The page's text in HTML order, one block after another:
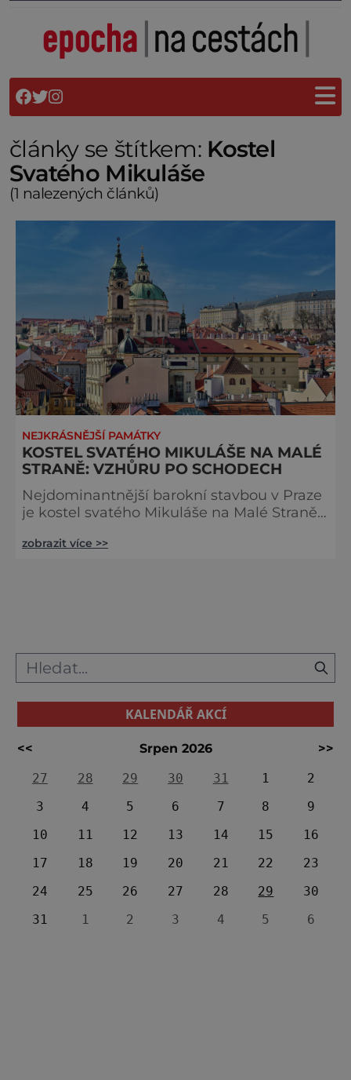
články se štítkem: Kostel
Svatého Mikuláše
(1 nalezených článků)
NEJKRÁSNĚJŠÍ PAMÁTKY
KOSTEL SVATÉHO MIKULÁŠE NA MALÉ
STRANĚ: VZHŮRU PO SCHODECH
Nejdominantnější barokní stavbou v Praze
je kostel svatého Mikuláše na Malé Straně.
od Karlova mostu. Vstup do kostela je
vrchol, sebere vám to dec
zobrazit více >>
KALENDÁŘ AKCÍ
<< Srpen 2026
>>
27
28 29 30 31 1
2
3
4 5 6 7 8
9
10
11 12 13 14 15
16
17
18 19 20 21 22
23
24
25 26 27 28 29
30
31
1 2 3 4 5 6